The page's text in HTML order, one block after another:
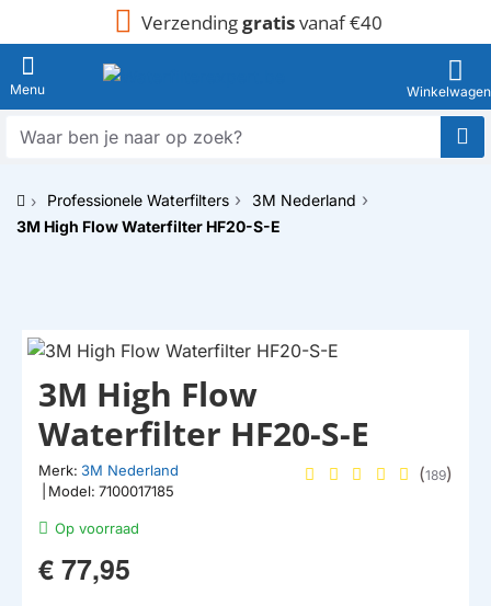
Verzendinggratisvanaf €40
Waar
naar
oph
Professionele Waterfilters
3M Nederland
3M High Flow Waterfilter HF20-S-E
Op voorraad
3M High Flow
Waterfilter HF20-S-E
Merk: 3M Nederland
Model: 7100017185
(189)
€ 77,95